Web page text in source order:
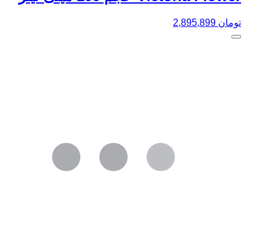
تومان